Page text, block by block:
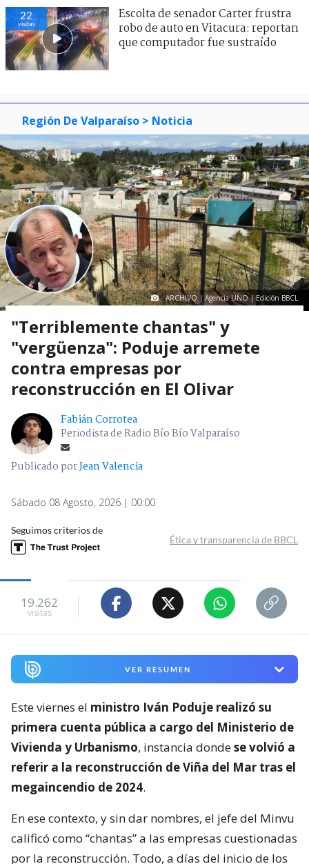
22
visitas
Escolta de senador Carter frustra
robo de auto en Vitacura: reportan
que computador fue sustraído
Región De Valparaíso > Noticia
ARCHIVO | Agencia UNO | Edición BBCL
"Terriblemente chantas" y
"vergüenza": Poduje arremete
contra empresas por
reconstrucción en El Olivar
Fabián Corrotea
Periodista de Radio Bío Bío Valparaíso
Publicado porJean Valencia
Sábado 08 Agosto, 2026 | 00:00
Seguimos criterios de
Ética y transparencia de BBCL
19.262
visitas
VER RESUMEN
Este viernes el ministro Iván Poduje realizó su
primera cuenta pública a cargo del Ministerio de
Vivienda y Urbanismo, instancia dondese volvió a
referir a la reconstrucción de Viña del Mar tras el
megaincendio de 2024.
En ese contexto, y sin dar nombres, el jefe del Minvu
calificó como “chantas” a las empresas cuestionadas
por la reconstrucción. Todo, a días del inicio de los